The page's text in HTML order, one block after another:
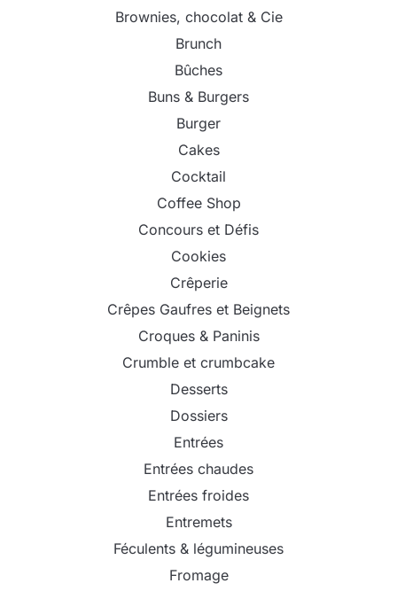
Brownies, chocolat & Cie
Brunch
Bûches
Buns & Burgers
Burger
Cakes
Cocktail
Coffee Shop
Concours et Défis
Cookies
Crêperie
Crêpes Gaufres et Beignets
Croques & Paninis
Crumble et crumbcake
Desserts
Dossiers
Entrées
Entrées chaudes
Entrées froides
Entremets
Féculents & légumineuses
Fromage